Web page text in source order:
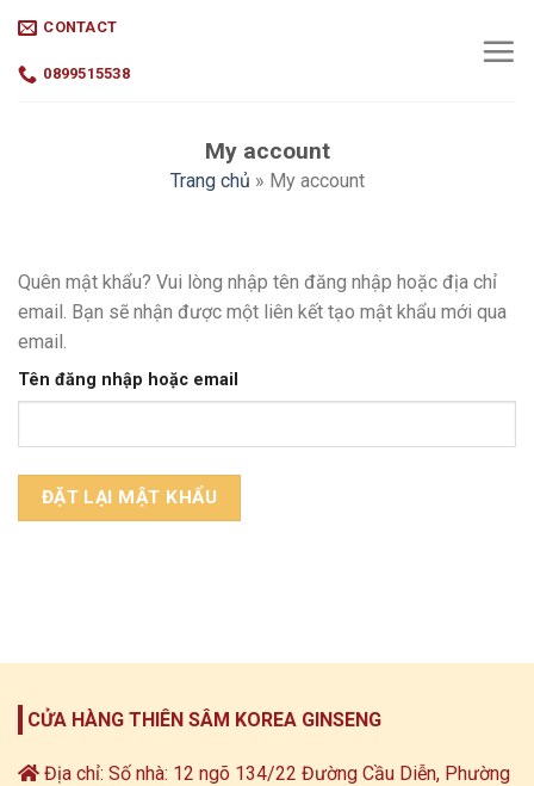
content
CONTACT
0899515538
My account
Trang chủ » My account
Quên mật khẩu? Vui lòng nhập tên đăng nhập hoặc địa chỉ
email. Bạn sẽ nhận được một liên kết tạo mật khẩu mới qua
email.
Tên đăng nhập hoặc email
ĐẶT LẠI MẬT KHẨU
CỬA HÀNG THIÊN SÂM KOREA GINSENG
Địa chỉ: Số nhà: 12 ngõ 134/22 Đường Cầu Diễn, Phường